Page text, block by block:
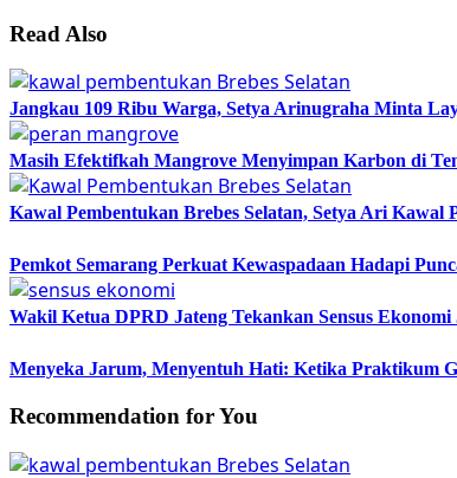
Read Also
Jangkau 109 Ribu Warga, Setya Arinugraha Minta
Masih Efektifkah Mangrove Menyimpan Karbon di
Kawal Pembentukan Brebes Selatan, Setya Ari Kawal
Pemkot Semarang Perkuat Kewaspadaan Hadapi
Wakil Ketua DPRD Jateng Tekankan Sensus
Menyeka Jarum, Menyentuh Hati: Ketika Praktikum
Recommendation for You